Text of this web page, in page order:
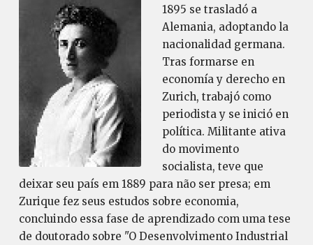
1895 se trasladó a
Alemania, adoptando la
nacionalidad germana.
Tras formarse en
economía y derecho en
Zurich, trabajó como
periodista y se inició en
política. Militante ativa
do movimento
socialista, teve que
deixar seu país em 1889 para não ser presa; em
Zurique fez seus estudos sobre economia,
concluindo essa fase de aprendizado com uma tese
de doutorado sobre "O Desenvolvimento Industrial